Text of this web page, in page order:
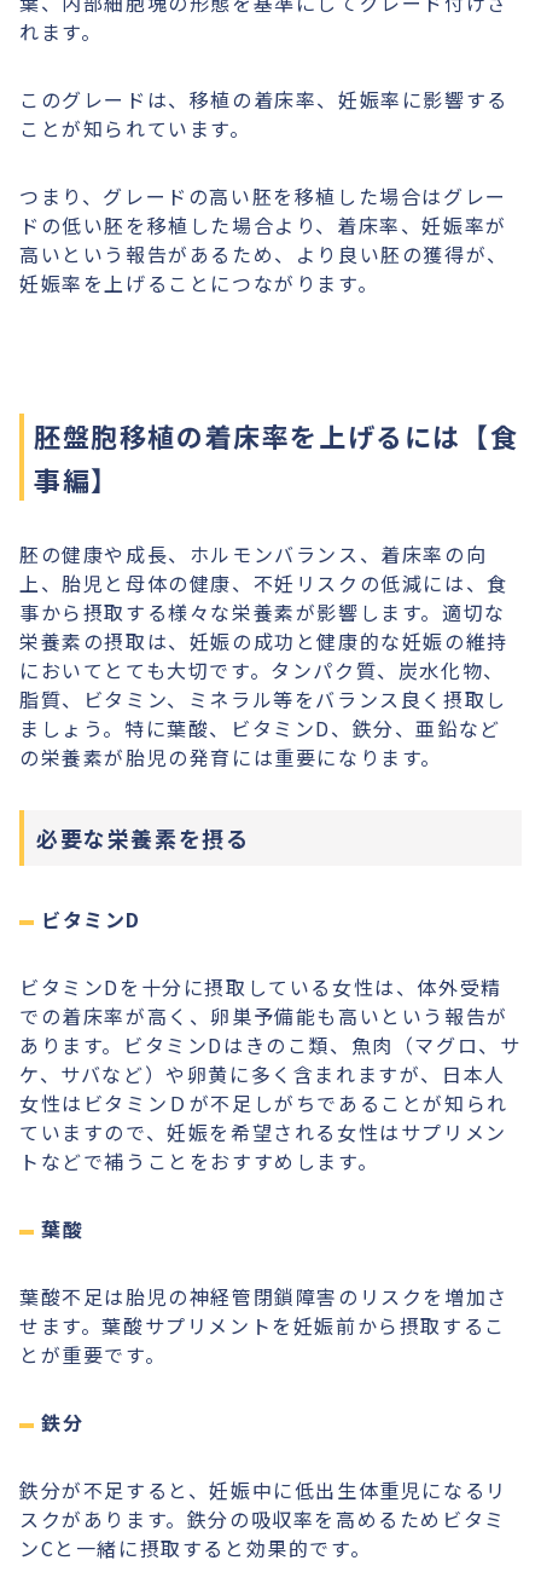
れます。
このグレードは、移植の着床率、妊娠率に影響する
ことが知られています。
つまり、グレードの高い胚を移植した場合はグレー
ドの低い胚を移植した場合より、着床率、妊娠率が
高いという報告があるため、より良い胚の獲得が、
妊娠率を上げることにつながります。
胚盤胞移植の着床率を上げるには【食
事編】
胚の健康や成長、ホルモンバランス、着床率の向
上、胎児と母体の健康、不妊リスクの低減には、食
事から摂取する様々な栄養素が影響します。適切な
栄養素の摂取は、妊娠の成功と健康的な妊娠の維持
においてとても大切です。タンパク質、炭水化物、
脂質、ビタミン、ミネラル等をバランス良く摂取し
ましょう。特に葉酸、ビタミンD、鉄分、亜鉛など
の栄養素が胎児の発育には重要になります。
必要な栄養素を摂る
ビタミンD
ビタミンDを十分に摂取している女性は、体外受精
での着床率が高く、卵巣予備能も高いという報告が
あります。ビタミンDはきのこ類、魚肉（マグロ、サ
ケ、サバなど）や卵黄に多く含まれますが、日本人
女性はビタミンＤが不足しがちであることが知られ
ていますので、妊娠を希望される女性はサプリメン
トなどで補うことをおすすめします。
葉酸
葉酸不足は胎児の神経管閉鎖障害のリスクを増加さ
せます。葉酸サプリメントを妊娠前から摂取するこ
とが重要です。
鉄分
鉄分が不足すると、妊娠中に低出生体重児になるリ
スクがあります。鉄分の吸収率を高めるためビタミ
ンCと一緒に摂取すると効果的です。